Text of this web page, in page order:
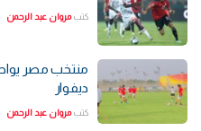
كتب مروان عبد الرحمن
منتخب مصر
ديفوار
كتب مروان عبد الرحمن